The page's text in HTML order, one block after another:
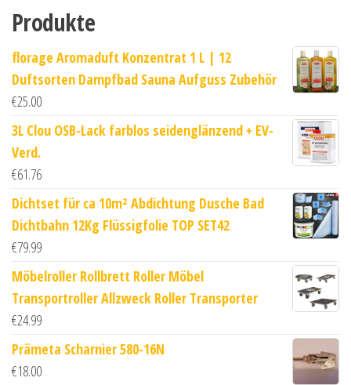
Produkte
florage Aromaduft Konzentrat 1 L | 12
Duftsorten Dampfbad Sauna Aufguss Zubehör
€25.00
3L Clou OSB-Lack farblos seidenglänzend + EV-
Verd.
€61.76
Dichtset für ca 10m² Abdichtung Dusche Bad
Dichtbahn 12Kg Flüssigfolie TOP SET42
€79.99
Möbelroller Rollbrett Roller Möbel
Transportroller Allzweck Roller Transporter
€24.99
Prämeta Scharnier 580-16N
€18.00